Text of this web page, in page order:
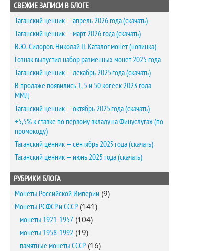
СВЕЖИЕ ЗАПИСИ В БЛОГЕ
Таганский ценник — апрель 2026 года (скачать)
Таганский ценник — март 2026 года (скачать)
В.Ю. Сидоров. Николай II. Каталог монет (новинка)
Гознак выпустил набор разменных монет 2025 года
Таганский ценник — декабрь 2025 года (скачать)
В продаже появились 1, 5 и 50 копеек 2023 года
ММД
Таганский ценник — октябрь 2025 года (скачать)
+5,5% к ставке по первому вкладу на Финуслугах (по
промокоду)
Таганский ценник — сентябрь 2025 года (скачать)
Таганский ценник — июнь 2025 года (скачать)
РУБРИКИ БЛОГА
Монеты Российской Империи (9)
Монеты РСФСР и СССР (141)
монеты 1921-1957 (104)
монеты 1958-1992 (19)
памятные монеты СССР (16)